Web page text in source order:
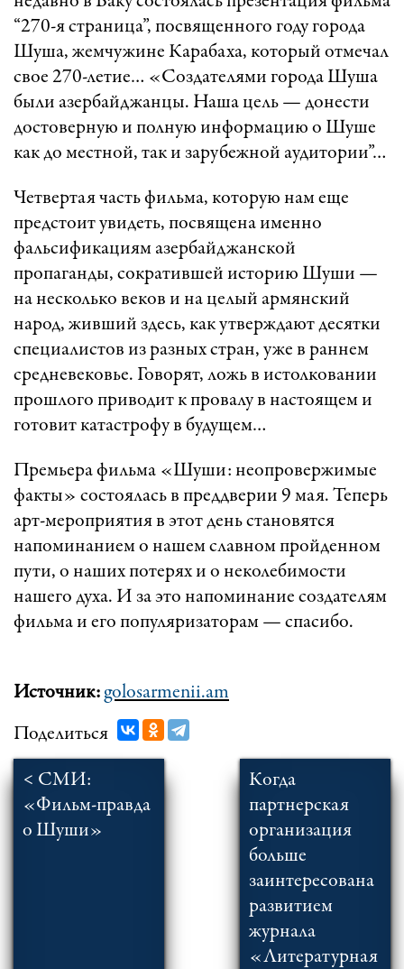
“270-я страница”, посвященного году города
Шуша, жемчужине Карабаха, который отмечал
свое 270-летие… «Создателями города Шуша
были азербайджанцы. Наша цель — донести
достоверную и полную информацию о Шуше
как до местной, так и зарубежной аудитории”…
Четвертая часть фильма, которую нам еще
предстоит увидеть, посвящена именно
фальсификациям азербайджанской
пропаганды, сократившей историю Шуши —
на несколько веков и на целый армянский
народ, живший здесь, как утверждают десятки
специалистов из разных стран, уже в раннем
средневековье. Говорят, ложь в истолковании
прошлого приводит к провалу в настоящем и
готовит катастрофу в будущем…
Премьера фильма «Шуши: неопровержимые
факты» состоялась в преддверии 9 мая. Теперь
арт-мероприятия в этот день становятся
напоминанием о нашем славном пройденном
пути, о наших потерях и о неколебимости
нашего духа. И за это напоминание создателям
фильма и его популяризаторам — спасибо.
Источник: golosarmenii.am
Поделиться
< СМИ:
«Фильм-правда
о Шуши»
Когда
партнерская
организация
больше
заинтересована
развитием
журнала
«Литературная